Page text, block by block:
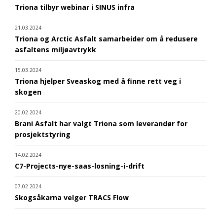
Triona tilbyr webinar i SINUS infra
21.03.2024
Triona og Arctic Asfalt samarbeider om å redusere
asfaltens miljøavtrykk
15.03.2024
Triona hjelper Sveaskog med å finne rett veg i
skogen
20.02.2024
Brani Asfalt har valgt Triona som leverandør for
prosjektstyring
14.02.2024
C7-Projects-nye-saas-losning-i-drift
07.02.2024
Skogsåkarna velger TRACS Flow